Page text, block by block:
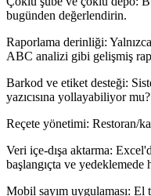
bugünden değerlendirin.
Raporlama derinliği:
ABC analizi gibi gelişmiş
Barkod ve etiket desteği:
yazıcısına yollayabiliyor mu?
Reçete yönetimi: Restoran/
Veri içe-dışa aktarma:
başlangıçta ve yedeklemede
Mobil sayım uygulaması: El